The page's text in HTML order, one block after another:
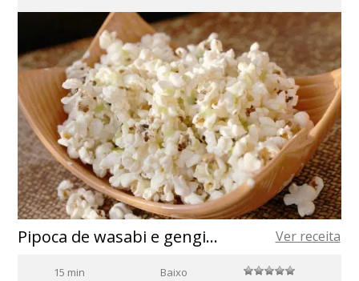
Pipoca de wasabi e gengibre Ver receita
15 min Baixo